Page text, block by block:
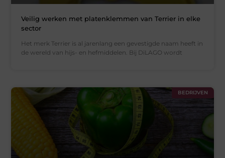
Veilig werken met platenklemmen van Terrier in elke
sector
Het merk Terrier is al jarenlang een gevestigde naam heeft in
de wereld van hijs- en hefmiddelen. Bij DiLAGO wordt
BEDRIJVEN